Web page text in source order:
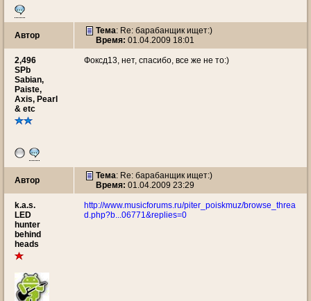
Автор Тема: Re: барабанщик ищет:)
Время: 01.04.2009 18:01
2,496
SPb
Sabian,
Paiste,
Axis, Pearl
& etc
Фоксд13, нет, спасибо, все же не то:)
Автор Тема: Re: барабанщик ищет:)
Время: 01.04.2009 23:29
k.a.s.
LED
hunter
behind
heads
http://www.musicforums.ru/piter_poiskmuz/browse_threa
d.php?b...06771&replies=0